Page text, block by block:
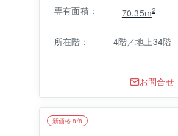
専有面積： 70.35m2
所在階： 4階／地上34階
お問合せ
新価格 8/8